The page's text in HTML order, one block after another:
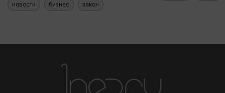
новости бизнес закон